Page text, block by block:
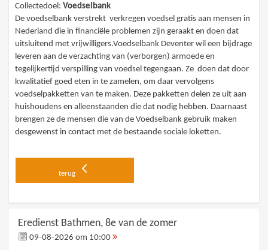
Collectedoel:Voedselbank
De voedselbank verstrekt verkregen voedsel gratis aan mensen in
Nederland die in financiële problemen zijn geraakt en doen dat
uitsluitend met vrijwilligers.Voedselbank Deventer wil een bijdrage
leveren aan de verzachting van (verborgen) armoede en
tegelijkertijd verspilling van voedsel tegengaan. Ze doen dat door
kwalitatief goed eten in te zamelen, om daar vervolgens
voedselpakketten van te maken. Deze pakketten delen ze uit aan
huishoudens en alleenstaanden die dat nodig hebben. Daarnaast
brengen ze de mensen die van de Voedselbank gebruik maken
desgewenst in contact met de bestaande sociale loketten.
terug
Eredienst Bathmen, 8e van de zomer
09-08-2026 om 10:00